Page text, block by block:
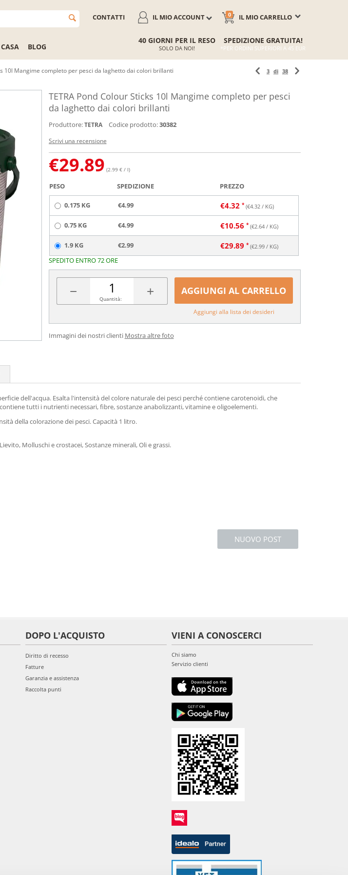
IL MIO CARRELLO
0
IL MIO ACCOUNT
CONTATTI
CASA BLOG
40 GIORNI PER IL RESO
SOLO DA NOI!
SPEDIZIONE GRATUITA!
*PER ORDINI SUPERIORI A 45 EUR
10l Mangime completo per pesci da laghetto dai colori brillanti 3 di 38
TETRA Pond Colour Sticks 10l Mangime completo per pesci
da laghetto dai colori brillanti
Produttore: TETRA Codice prodotto:30382
Scrivi una recensione
€29.89 (2.99 € / l)
PESO SPEDIZIONE PREZZO
0.175 KG €4.99 €4.32 (€4.32/ KG)
0.75 KG €4.99 €10.56 (€2.64/ KG)
1.9 KG €2.99 €29.89 (€2.99/ KG)
SPEDITO ENTRO 72 ORE
− +
Quantità:
AGGIUNGI AL CARRELLO
Aggiungi alla lista dei desideri
Immagini dei nostri clienti Mostra altre foto
dell'acqua. Esalta l'intensità del colore naturale dei pesci perché contiene carotenoidi, che
tutti i nutrienti necessari, fibre, sostanze anabolizzanti, vitamine e oligoelementi.
della colorazione dei pesci. Capacità 1 litro.
Molluschi e crostacei, Sostanze minerali, Oli e grassi.
NUOVO POST
DOPO L'ACQUISTO
Diritto di recesso
Fatture
Garanzia e assistenza
Raccolta punti
VIENI A CONOSCERCI
Chi siamo
Servizio clienti